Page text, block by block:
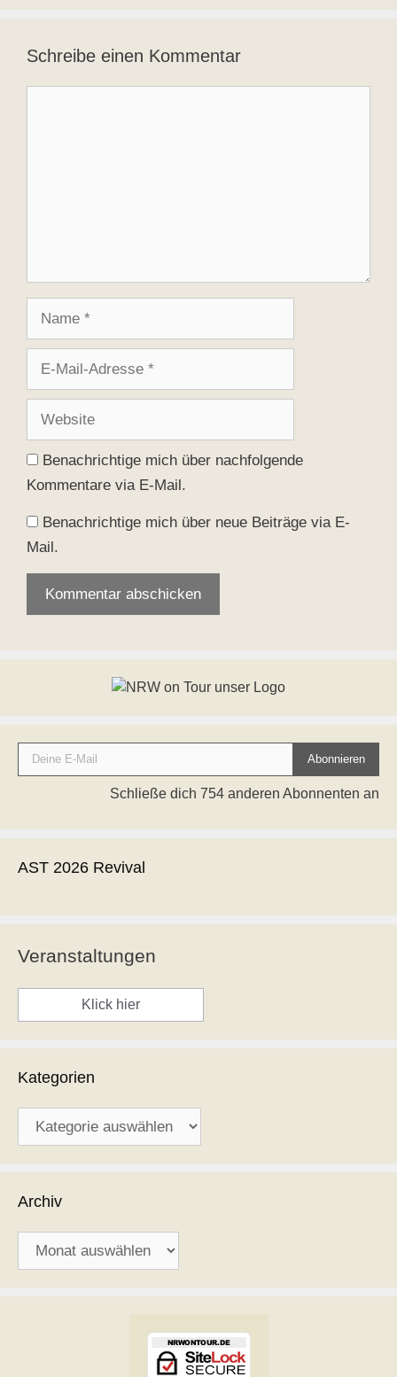
Schreibe einen Kommentar
Adresse
Benachrichtige mich über nachfolgende
Kommentare via E-Mail.
Benachrichtige mich über neue Beiträge via E-
Mail.
Deine E-Mail
Abonnieren
Schließe dich 754 anderen Abonnenten an
AST 2026 Revival
Veranstaltungen
Klick hier
Kategorien
Archiv